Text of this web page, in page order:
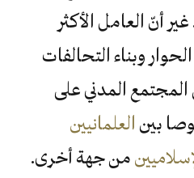
أنّ العامل الأكثر
وبناء التحالفات
المدني على
بين العلمانيين
من جهة أخرى.